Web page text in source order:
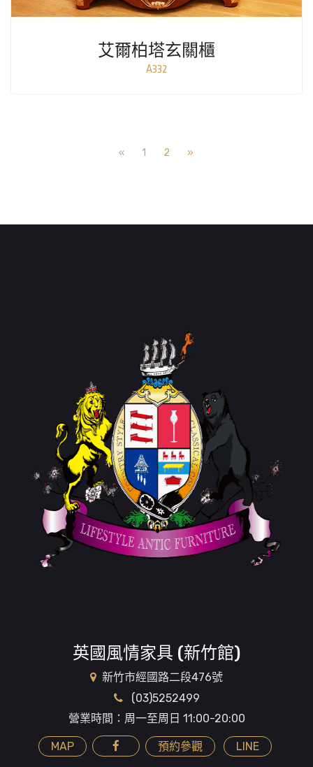
艾爾柏塔玄關櫃
A332
« 1 2 »
英國風情家具 (新竹館)
新竹市經國路二段476號
(03)5252499
營業時間：周一至周日 11:00-20:00
MAP 預約參觀 LINE